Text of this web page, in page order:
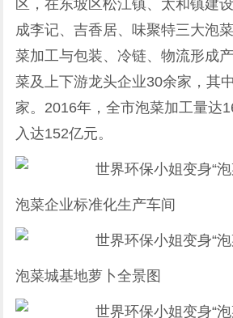
区，在东坡区松江镇、太和镇建
成李记、吉香居、味聚特三大泡
菜加工与包装、冷链、物流形成
菜及上下游龙头企业30余家，其
家。2016年，全市泡菜加工量达
入达152亿元。
泡菜企业标准化生产车间
泡菜城基地萝卜全景图